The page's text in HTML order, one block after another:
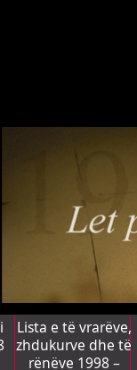
Lista e të vrarëve,
zhdukurve dhe të
rënëve 1998 –